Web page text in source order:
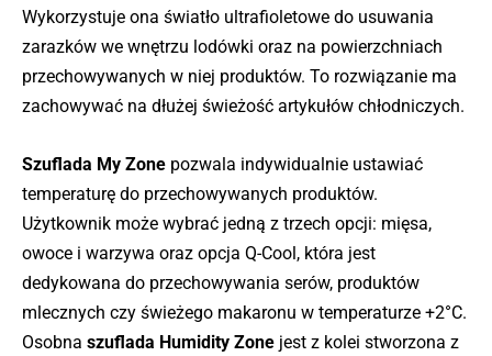
Wykorzystuje ona światło ultrafioletowe do usuwania
zarazków we wnętrzu lodówki oraz na powierzchniach
przechowywanych w niej produktów. To rozwiązanie ma
zachowywać na dłużej świeżość artykułów chłodniczych.
Szuflada My Zone pozwala indywidualnie ustawiać
temperaturę do przechowywanych produktów.
Użytkownik może wybrać jedną z trzech opcji: mięsa,
owoce i warzywa oraz opcja Q-Cool, która jest
dedykowana do przechowywania serów, produktów
mlecznych czy świeżego makaronu w temperaturze +2°C.
Osobna szuflada Humidity Zone jest z kolei stworzona z